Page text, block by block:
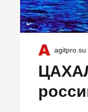
agitpro.su